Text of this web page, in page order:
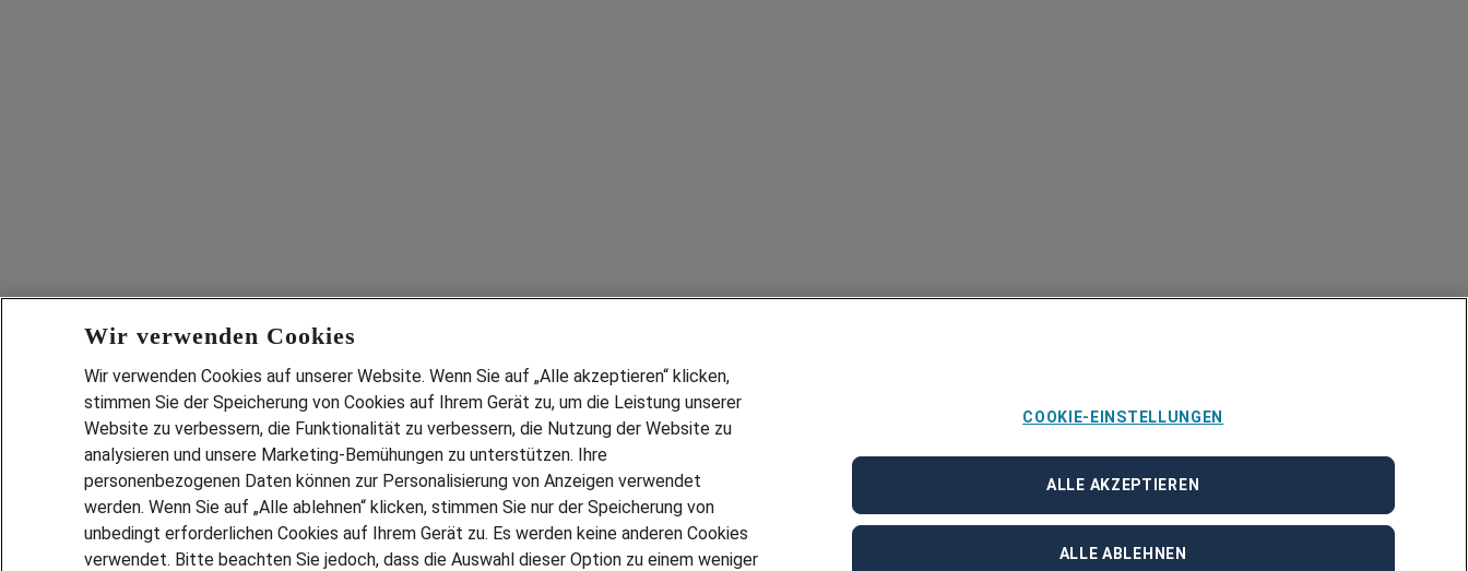
Wir verwenden Cookies
Wir verwenden Cookies auf unserer Website. Wenn Sie auf „Alle akzeptieren“ klicken,
stimmen Sie der Speicherung von Cookies auf Ihrem Gerät zu, um die Leistung unserer
Website zu verbessern, die Funktionalität zu verbessern, die Nutzung der Website zu
analysieren und unsere Marketing-Bemühungen zu unterstützen. Ihre
personenbezogenen Daten können zur Personalisierung von Anzeigen verwendet
werden. Wenn Sie auf „Alle ablehnen“ klicken, stimmen Sie nur der Speicherung von
unbedingt erforderlichen Cookies auf Ihrem Gerät zu. Es werden keine anderen Cookies
verwendet. Bitte beachten Sie jedoch, dass die Auswahl dieser Option zu einem weniger
COOKIE-EINSTELLUNGEN
ALLE ABLEHNEN
ALLE AKZEPTIEREN